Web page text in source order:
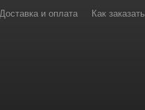
Доставка и оплата Как заказать
76-88 МТС: (050) 967-41-33